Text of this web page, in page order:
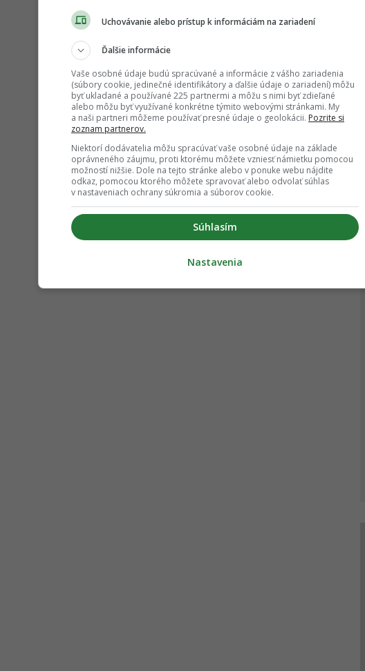
Uchovávanie alebo prístup k informáciám na zariadení
Ďalšie informácie
Vaše osobné údaje budú spracúvané a informácie z vášho zariadenia
(súbory cookie, jedinečné identifikátory a ďalšie údaje o zariadení) môžu
byť ukladané a používané 225 partnermi a môžu s nimi byť zdieľané
alebo môžu byť využívané konkrétne týmito webovými stránkami. My
a naši partneri môžeme používať presné údaje o geolokácii. Pozrite si
zoznam partnerov.
Niektorí dodávatelia môžu spracúvať vaše osobné údaje na základe
oprávneného záujmu, proti ktorému môžete vzniesť námietku pomocou
možností nižšie. Dole na tejto stránke alebo v ponuke webu nájdite
odkaz, pomocou ktorého môžete spravovať alebo odvolať súhlas
v nastaveniach ochrany súkromia a súborov cookie.
Súhlasím
Nastavenia